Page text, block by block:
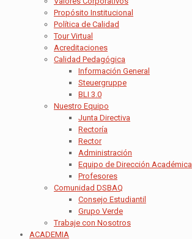
Propósito Institucional
Política de Calidad
Tour Virtual
Acreditaciones
Calidad Pedagógica
Información General
Steuergruppe
BLI 3.0
Nuestro Equipo
Junta Directiva
Rectoría
Rector
Administración
Equipo de Dirección Académica
Profesores
Comunidad DSBAQ
Consejo Estudiantil
Grupo Verde
Trabaje con Nosotros
ACADEMIA